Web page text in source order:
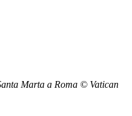
Marta a Roma © Vatican